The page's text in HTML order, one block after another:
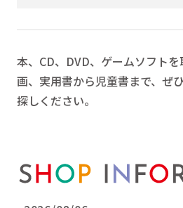
本、CD、DVD、ゲームソフト
画、実用書から児童書まで、ぜ
探しください。